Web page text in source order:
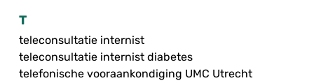
T
teleconsultatie internist
teleconsultatie internist diabetes
telefonische vooraankondiging UMC Utrecht